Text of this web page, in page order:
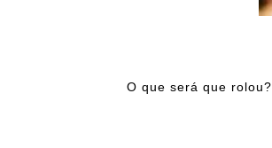
O que será que rolou?